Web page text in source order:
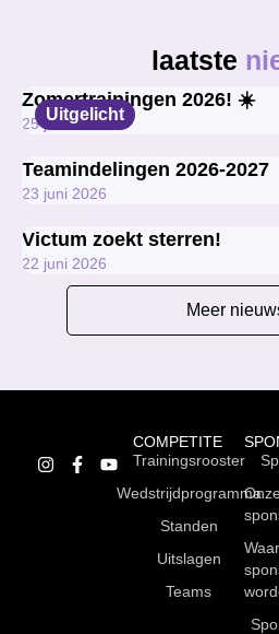
laatste
Meer
Uitgelicht
Zomertrainingen 2026! ☀️
25 juni 2026
Teamindelingen 2026-2027
23 juni 2026
Victum zoekt sterren!
22 juni 2026
COMPETITE
Trainingsrooster
Wedstrijdprogramma
Standen
Uitslagen
Teams